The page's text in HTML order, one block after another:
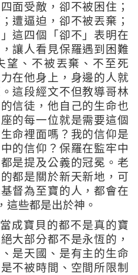
四面受敵，卻不被困住；
遭逼迫，卻不被丟棄；
這四個「卻不」表明在
讓人看見保羅遇到困難
望、不被丟棄、不至死
在他身上，身邊的人就
這段經文不但教導哥林
信徒，他自己的生命也
的每一位就是需要這個
命裡面嗎？我的信仰是
的信仰？保羅在監牢中
是提及公義的冠冕。老
都是關於新天新地，可
督為至寶的人，都會在
這些都是出於神。
成寶貝的都不是真的寶
大部分都不是永恆的，
是天國、是有主的生命
不被時間、空間所限制